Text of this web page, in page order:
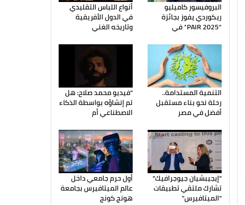
البروفيسور كاميليو
ريكوردي يفوز بجائزة
“PAIR 2025” في
أنواع اللباس التقليدي
في الدول الأفريقية
وتاريخه الغني
التنمية المستدامة..
رحلة نحو بناء مستقبل
أفضل في مصر
"فيديو محمد صلاح: هل
تم إنشاؤه بواسطة الذكاء
الاصطناعي أم
"إيجيبشيان جيوجرافيك"
تشارك ملتقي تطبيقات
"الميتافيرس"
أول حرم جامعي داخل
عالم الميتافيرس بجامعة
هونج كونج